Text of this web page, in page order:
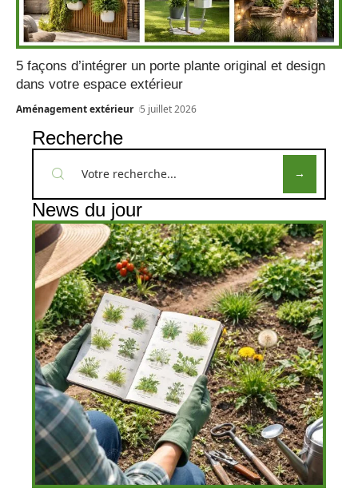
5 façons d’intégrer un porte plante original et design
dans votre espace extérieur
Aménagement extérieur 5 juillet 2026
Recherche
News du jour